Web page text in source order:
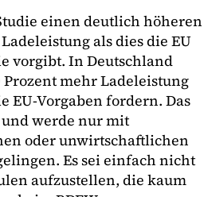
einen deutlich höheren
als dies die EU
vorgibt. In Deutschland
mehr Ladeleistung
EU-Vorgaben fordern. Das
werde nur mit
oder unwirtschaftlichen
Es sei einfach nicht
aufzustellen, die kaum